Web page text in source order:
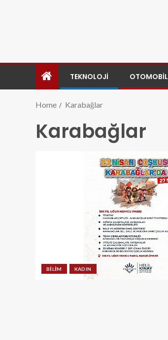
TEKNOLOJI OTOMOBIL
Home Karabağlar
Karabağlar
BILIM KADIN